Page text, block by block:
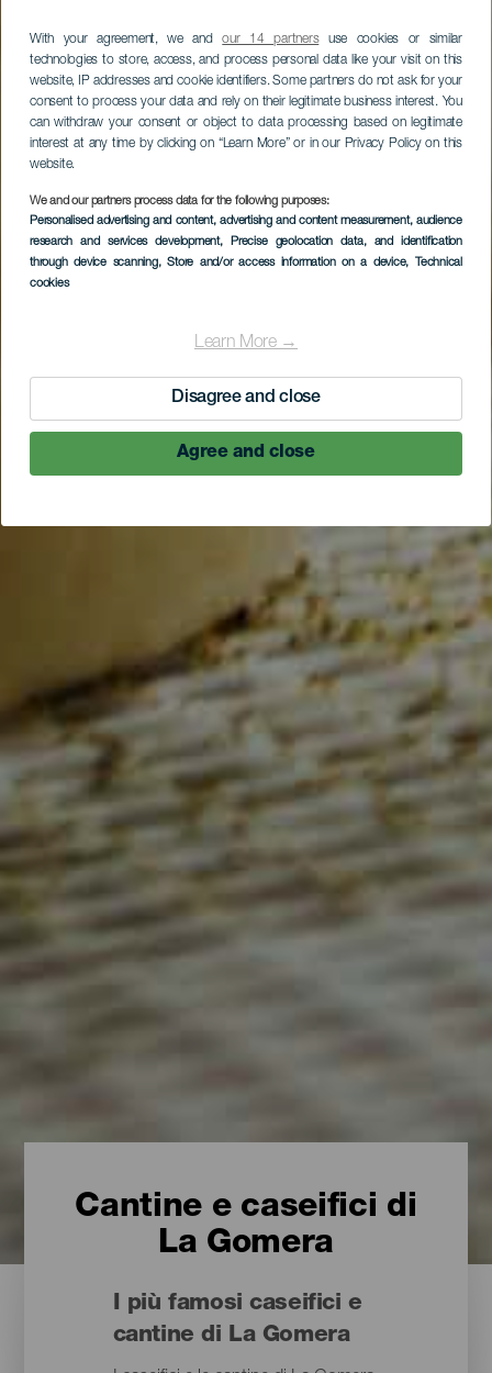
With your agreement, we andour 14 partnersuse cookies or similar
technologies to store, access, and process personal data like your visit on this
website, IP addresses and cookie identifiers. Some partners do not ask for your
consent to process your data and rely on their legitimate business interest. You
can withdraw your consent or object to data processing based on legitimate
interest at any time by clicking on “Learn More” or in our Privacy Policy on this
website.
We and our partners process data for the following purposes:
Personalised advertising and content, advertising and content measurement, audience
research and services development, Precise geolocation data, and identification
through device scanning, Store and/or access information on a device, Technical
cookies
Learn More →
Disagree and close
Agree and close
Cantine e caseifici di
La Gomera
I più famosi caseifici e
cantine di La Gomera